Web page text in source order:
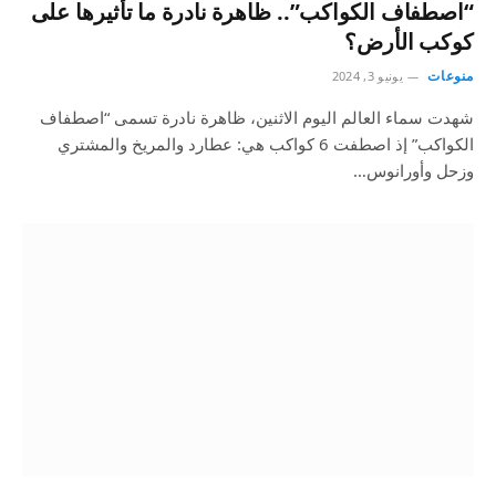
“اصطفاف الكواكب”.. ظاهرة نادرة ما تأثيرها على
كوكب الأرض؟
منوعات يونيو 3, 2024
شهدت سماء العالم اليوم الاثنين، ظاهرة نادرة تسمى “اصطفاف
الكواكب” إذ اصطفت 6 كواكب هي: عطارد والمريخ والمشتري
وزحل وأورانوس…